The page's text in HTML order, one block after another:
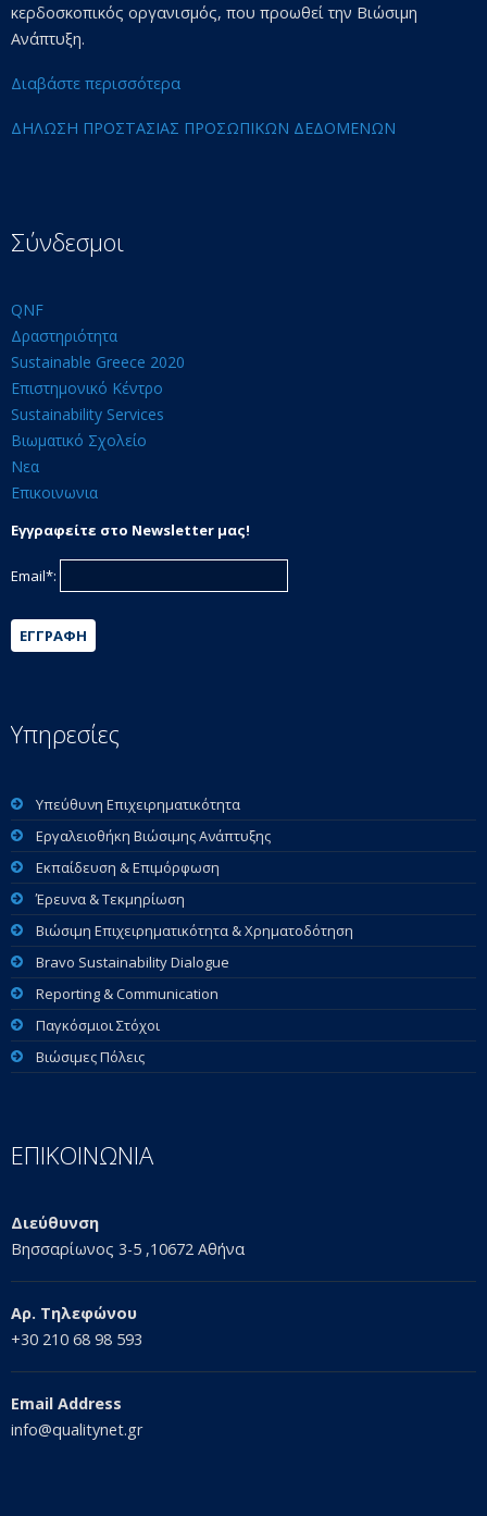
κερδοσκοπικός οργανισμός, που προωθεί την Βιώσιμη
Ανάπτυξη.
Διαβάστε περισσότερα
ΔΗΛΩΣΗ ΠΡΟΣΤΑΣΙΑΣ ΠΡΟΣΩΠΙΚΩΝ ΔΕΔΟΜΕΝΩΝ
Σύνδεσμοι
QNF
Δραστηριότητα
Sustainable Greece 2020
Επιστημονικό Κέντρο
Sustainability Services
Βιωματικό Σχολείο
Νεα
Επικοινωνια
Εγγραφείτε στο Newsletter μας!
Email*:
ΕΓΓΡΑΦΉ
Υπηρεσίες
Υπεύθυνη Επιχειρηματικότητα
Εργαλειοθήκη Βιώσιμης Ανάπτυξης
Εκπαίδευση & Επιμόρφωση
Έρευνα & Τεκμηρίωση
Βιώσιμη Επιχειρηματικότητα & Χρηματοδότηση
Bravo Sustainability Dialogue
Reporting & Communication
Παγκόσμιοι Στόχοι
Βιώσιμες Πόλεις
ΕΠΙΚΟΙΝΩΝΙΑ
Διεύθυνση
Βησσαρίωνος 3-5 ,10672 Αθήνα
Αρ. Τηλεφώνου
+30 210 68 98 593
Email Address
info@qualitynet.gr